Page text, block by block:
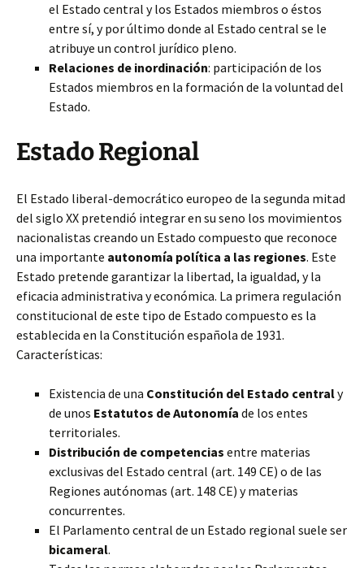
el Estado central y los Estados miembros o éstos
entre sí, y por último donde al Estado central se le
atribuye un control jurídico pleno.
Relaciones de inordinación: participación de los
Estados miembros en la formación de la voluntad del
Estado.
Estado Regional
El Estado liberal-democrático europeo de la segunda mitad
del siglo XX pretendió integrar en su seno los movimientos
nacionalistas creando un Estado compuesto que reconoce
una importante autonomía política a las regiones. Este
Estado pretende garantizar la libertad, la igualdad, y la
eficacia administrativa y económica. La primera regulación
constitucional de este tipo de Estado compuesto es la
establecida en la Constitución española de 1931.
Características:
Existencia de una Constitución del Estado centraly
de unos Estatutos de Autonomía de los entes
territoriales.
Distribución de competencias entre materias
exclusivas del Estado central (art. 149 CE) o de las
Regiones autónomas (art. 148 CE) y materias
concurrentes.
El Parlamento central de un Estado regional suele ser
bicameral.